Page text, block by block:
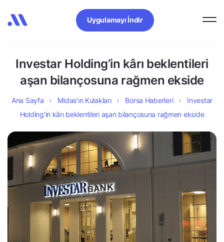
Uygulamayı İndir
Investar Holding’in kârı beklentileri
aşan bilançosuna rağmen ekside
Ana Sayfa Midas’ın Kulakları Borsa Haberleri
Investar
Holding’in kârı beklentileri aşan bilançosuna rağmen ekside